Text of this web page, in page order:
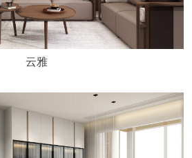
云雅